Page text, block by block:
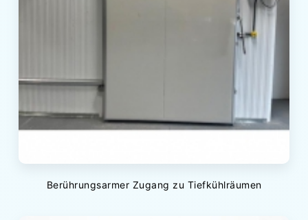
Berührungsarmer Zugang zu Tiefkühlräumen